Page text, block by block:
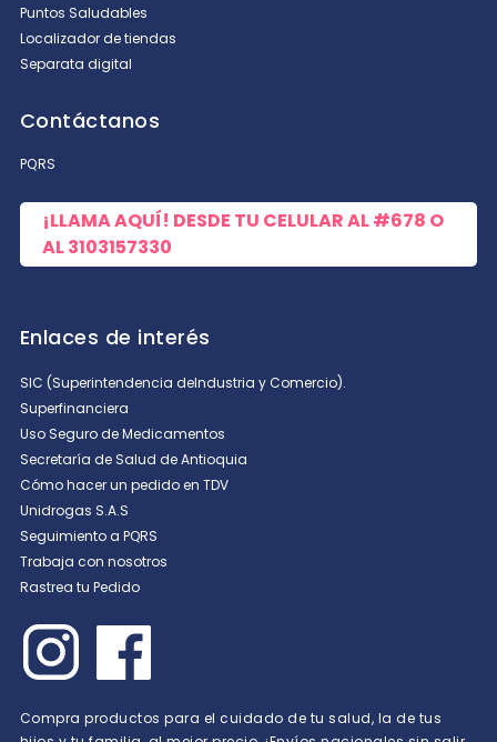
Puntos Saludables
Localizador de tiendas
Separata digital
Contáctanos
PQRS
¡LLAMA AQUÍ! DESDE TU CELULAR AL#678 O
AL3103157330
Enlaces de interés
SIC (Superintendencia deIndustria y Comercio).
Superfinanciera
Uso Seguro de Medicamentos
Secretaría de Salud de Antioquia
Cómo hacer un pedido en TDV
Unidrogas S.A.S
Seguimiento a PQRS
Trabaja con nosotros
Rastrea tu Pedido
Compra productos para el cuidado de tu salud, la de tus